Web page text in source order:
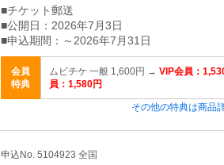
■チケット郵送
■公開日：2026年7月3日
■申込期間：～2026年7月31日
会員
特典
ムビチケ 一般 1,600円 → VIP会員：
員：1,580円
その他の特典は商品
申込No. 5104923 全国